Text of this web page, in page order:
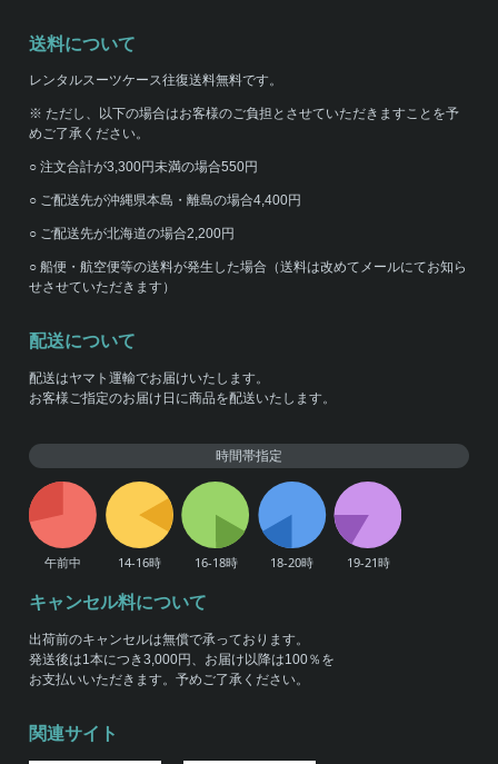
送料について
レンタルスーツケース往復送料無料です。
※ ただし、以下の場合はお客様のご負担とさせていただきますことを予
めご了承ください。
○ 注文合計が3,300円未満の場合550円
○ ご配送先が沖縄県本島・離島の場合4,400円
○ ご配送先が北海道の場合2,200円
○ 船便・航空便等の送料が発生した場合（送料は改めてメールにてお知ら
せさせていただきます）
配送について
配送はヤマト運輸でお届けいたします。
お客様ご指定のお届け日に商品を配送いたします。
時間帯指定
キャンセル料について
出荷前のキャンセルは無償で承っております。
発送後は1本につき3,000円、お届け以降は100％を
お支払いいただきます。予めご了承ください。
関連サイト